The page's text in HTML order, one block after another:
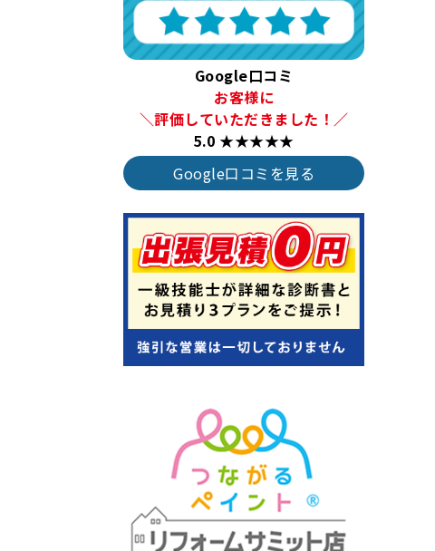
Google口コミ
お客様に
＼評価していただきました！／
5.0 ★★★★★
Google口コミを見る